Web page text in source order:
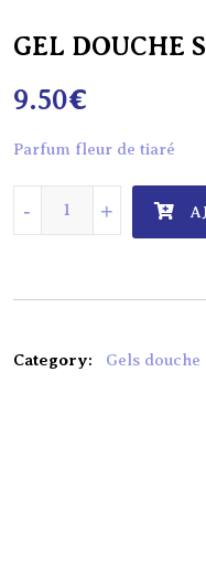
GEL DOUCHE
9.50€
Parfum fleur de tiaré
quantité de GEL
+
-
Category: Gels douche